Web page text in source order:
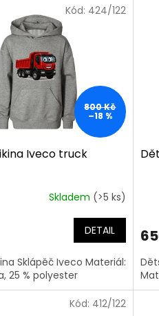
800 Kč
–18 %
Iveco truck
Skladem (>5 ks)
DETAIL
Sklápěč Iveco Materiál:
25 % polyester
Kód: 424/122
Kód: 412/122